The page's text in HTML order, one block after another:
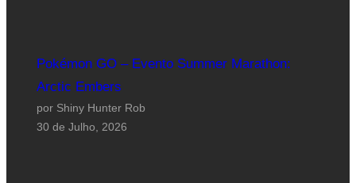
Pokémon GO – Evento Summer Marathon:
Arctic Embers
por Shiny Hunter Rob
30 de Julho, 2026